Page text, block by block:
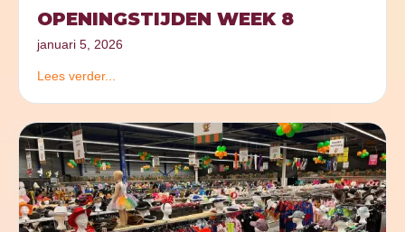
OPENINGSTIJDEN WEEK 8
januari 5, 2026
Lees verder...